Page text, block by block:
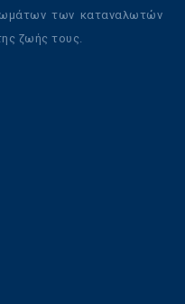
των καταναλωτών
ζωής τους.